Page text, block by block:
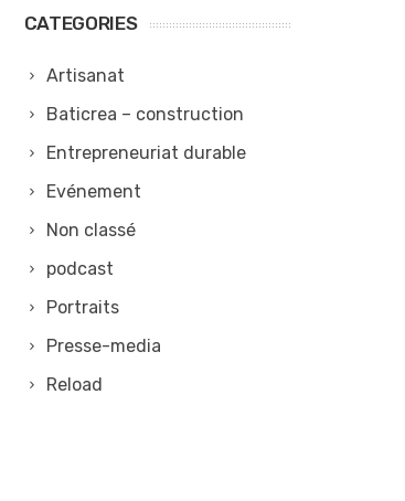
CATEGORIES
Artisanat
Baticrea – construction
Entrepreneuriat durable
Evénement
Non classé
podcast
Portraits
Presse-media
Reload